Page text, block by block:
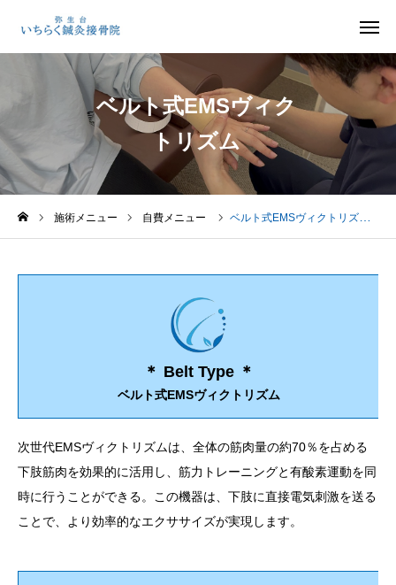
ベルト式EMSヴィク
トリズム
施術メニュー 自費メニュー ベルト式EMSヴィクトリズム
＊ Belt Type ＊
ベルト式EMSヴィクトリズム
次世代EMSヴィクトリズムは、全体の筋肉量の約70％を占める
下肢筋肉を効果的に活用し、筋力トレーニングと有酸素運動を同
時に行うことができる。この機器は、下肢に直接電気刺激を送る
ことで、より効率的なエクササイズが実現します。
LINE予約 口コミ
地図 ホーム
お問合せ